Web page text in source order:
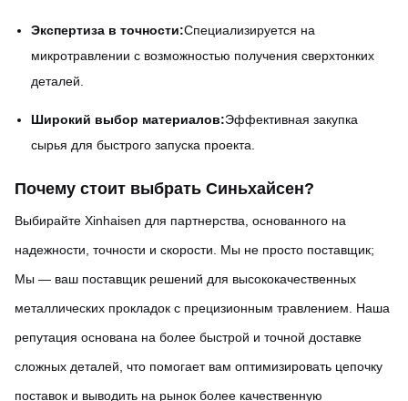
Экспертиза в точности:Специализируется на
микротравлении с возможностью получения сверхтонких
деталей.
Широкий выбор материалов:Эффективная закупка
сырья для быстрого запуска проекта.
Почему стоит выбрать Синьхайсен?
Выбирайте Xinhaisen для партнерства, основанного на
надежности, точности и скорости. Мы не просто поставщик;
Мы — ваш поставщик решений для высококачественных
металлических прокладок с прецизионным травлением. Наша
репутация основана на более быстрой и точной доставке
сложных деталей, что помогает вам оптимизировать цепочку
поставок и выводить на рынок более качественную